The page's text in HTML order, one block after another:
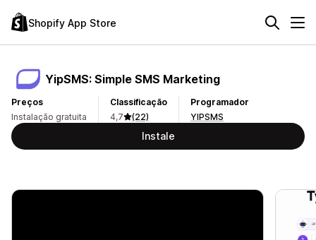
Shopify App Store
YipSMS: Simple SMS Marketing
Preços
Instalação gratuita
Classificação
4,7
(22)
Programador
YIPSMS
Instale